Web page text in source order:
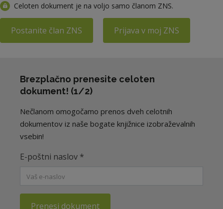
Celoten dokument je na voljo samo članom ZNS.
Postanite član ZNS Prijava v moj ZNS
Brezplačno prenesite celoten
dokument! (1/2)
Nečlanom omogočamo prenos dveh celotnih
dokumentov iz naše bogate knjižnice izobraževalnih
vsebin!
E-poštni naslov *
Prenesi dokument